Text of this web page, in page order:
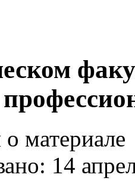
www.joomla3x.ru/joomla3-
материале
14